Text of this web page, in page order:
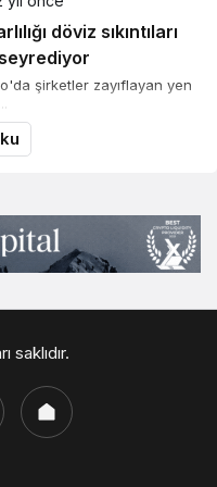
döviz sıkıntıları
şirketler zayıflayan yen